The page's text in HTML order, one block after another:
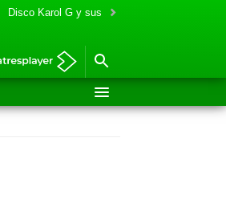
Disco Karol G y sus colaboraciones